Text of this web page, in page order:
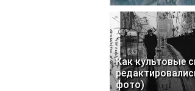
Как культовые
фото)